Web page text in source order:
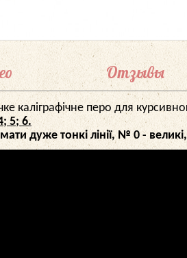
Отзывы
каліграфічне перо для
5; 6.
дуже тонкі лінії, № 0 - великі,